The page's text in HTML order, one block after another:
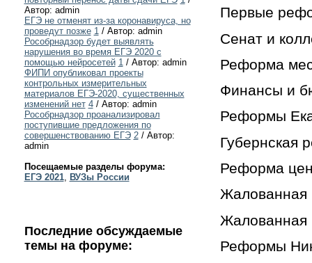
Автор: admin
ЕГЭ не отменят из-за коронавируса, но
проведут позже 1/ Автор: admin
Рособрнадзор будет выявлять
нарушения во время ЕГЭ 2020 с
помощью нейросетей 1/ Автор: admin
ФИПИ опубликовал проекты
контрольных измерительных
материалов ЕГЭ-2020, существенных
изменений нет 4/ Автор: admin
Рособрнадзор проанализировал
поступившие предложения по
совершенствованию ЕГЭ 2/ Автор:
admin
Посещаемые разделы форума:
ЕГЭ 2021, ВУЗы России
Последние обсуждаемые
темы на форуме:
Первые
Сенат и
Реформа
Финансы и
Реформы
Губернская
Реформа
Жалованная
Жалованная
Реформы